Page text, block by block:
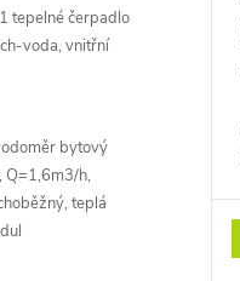
tepelné čerpadlo
voda, vnitřní
bytový
Q=1,6m3/h,
teplá
ů
k